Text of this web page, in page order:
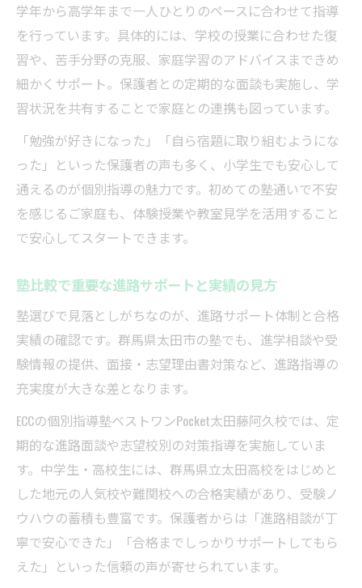
学年から高学年まで一人ひとりのペースに合わせて指導
を行っています。具体的には、学校の授業に合わせた復
習や、苦手分野の克服、家庭学習のアドバイスまできめ
細かくサポート。保護者との定期的な面談も実施し、学
習状況を共有することで家庭との連携も図っています。
「勉強が好きになった」「自ら宿題に取り組むようにな
った」といった保護者の声も多く、小学生でも安心して
通えるのが個別指導の魅力です。初めての塾通いで不安
を感じるご家庭も、体験授業や教室見学を活用すること
で安心してスタートできます。
塾比較で重要な進路サポートと実績の見方
塾選びで見落としがちなのが、進路サポート体制と合格
実績の確認です。群馬県太田市の塾でも、進学相談や受
験情報の提供、面接・志望理由書対策など、進路指導の
充実度が大きな差となります。
ECCの個別指導塾ベストワンPocket太田藤阿久校では、定
期的な進路面談や志望校別の対策指導を実施していま
す。中学生・高校生には、群馬県立太田高校をはじめと
した地元の人気校や難関校への合格実績があり、受験ノ
ウハウの蓄積も豊富です。保護者からは「進路相談が丁
寧で安心できた」「合格までしっかりサポートしてもら
えた」といった信頼の声が寄せられています。